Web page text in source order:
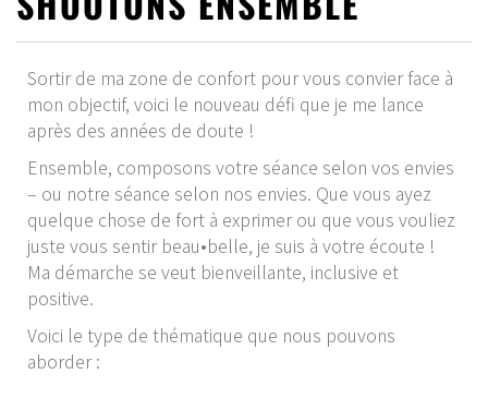
Sortir de ma zone de confort pour vous convier face à
mon objectif, voici le nouveau défi que je me lance
après des années de doute !
Ensemble, composons votre séance selon vos envies
– ou notre séance selon nos envies. Que vous ayez
quelque chose de fort à exprimer ou que vous vouliez
juste vous sentir beau•belle, je suis à votre écoute !
Ma démarche se veut bienveillante, inclusive et
positive.
Voici le type de thématique que nous pouvons
aborder :